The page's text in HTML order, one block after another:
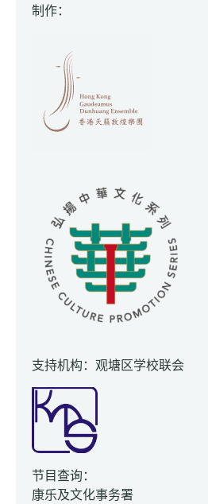
制作：
支持机构：观塘区学校联会
节目查询：
康乐及文化事务署